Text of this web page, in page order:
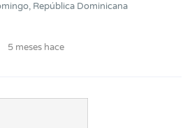
República Dominicana
5 meses hace